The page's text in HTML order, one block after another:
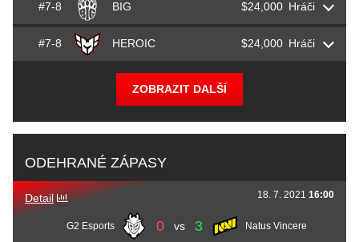
Nemanja nexa
Lukasgla1veRossander
LucasBubzkji Andersen
HåvardrainNygaard
RusselTwistzzVan Dulken
olofmeisterKajbjer
Vladislav nafany
Dmitrysh1roSokolov
Yakushin
SergeyAx1LeRykhtorov
Dzhami JameAli
AlexeyqikertGolubev
Kuliev
MareksYEKINDARGalinskis
TimurbusterTulepov
#7-8 BIG $24,000 Hráči
Johannes tabseNWodarz
XANTARES Dörtkardeş
Nilsk1toGruhne
FloriansyrsoNRische
TiziantiziaN
#7-8 HEROIC $24,000 Hráči
CaspercadiaNMøller
Martinstavn Lund
Rasmus
refrezhAli
ZOBRAZIT DALŠÍ
ODEHRANÉ ZÁPASY
Detail
G2 Esports 0 vs 3 Natus Vincere
18. 7. 2021 16:00